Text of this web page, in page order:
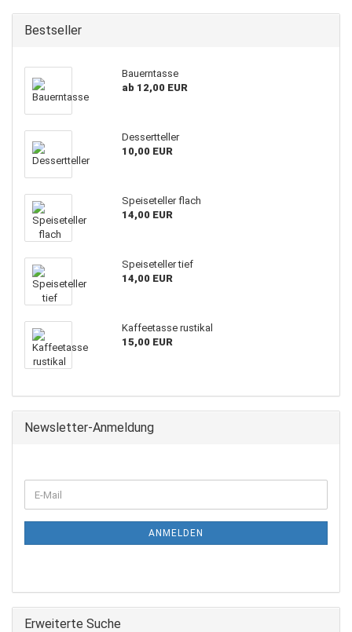
Bestseller
Bauerntasse
ab 12,00 EUR
Dessertteller
10,00 EUR
Speiseteller flach
14,00 EUR
Speiseteller tief
14,00 EUR
Kaffeetasse rustikal
15,00 EUR
Newsletter-Anmeldung
ANMELDEN
Erweiterte Suche